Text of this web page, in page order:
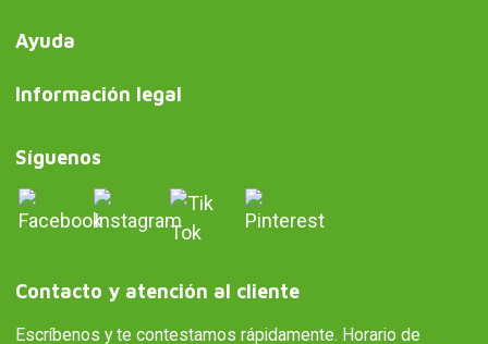
Ayuda
Información legal
Síguenos
Contacto y atención al cliente
Escríbenos y te contestamos rápidamente. Horario de